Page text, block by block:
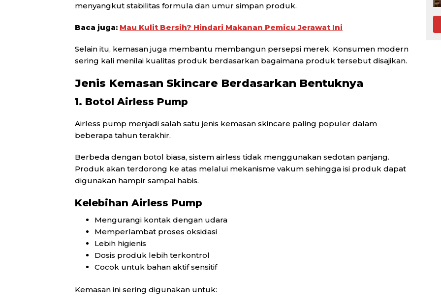
menyangkut stabilitas formula dan umur simpan produk.
Baca juga: Mau Kulit Bersih? Hindari Makanan Pemicu Jerawat Ini
Selain itu, kemasan juga membantu membangun persepsi merek. Konsumen modern
sering kali menilai kualitas produk berdasarkan bagaimana produk tersebut disajikan.
Jenis Kemasan Skincare Berdasarkan Bentuknya
1. Botol Airless Pump
Airless pump menjadi salah satu jenis kemasan skincare paling populer dalam
beberapa tahun terakhir.
Berbeda dengan botol biasa, sistem airless tidak menggunakan sedotan panjang.
Produk akan terdorong ke atas melalui mekanisme vakum sehingga isi produk dapat
digunakan hampir sampai habis.
Kelebihan Airless Pump
Mengurangi kontak dengan udara
Memperlambat proses oksidasi
Lebih higienis
Dosis produk lebih terkontrol
Cocok untuk bahan aktif sensitif
Kemasan ini sering digunakan untuk: